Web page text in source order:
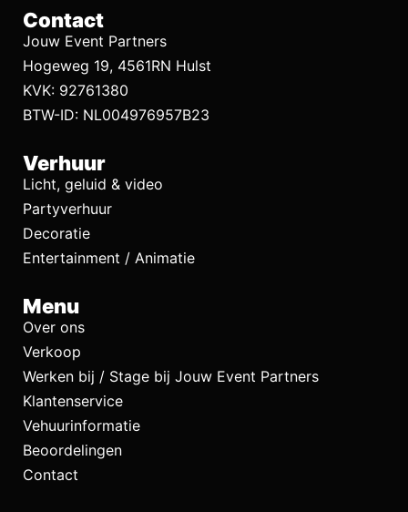
Contact
Jouw Event Partners
Hogeweg 19, 4561RN Hulst
KVK: 92761380
BTW-ID: NL004976957B23
Verhuur
Licht, geluid & video
Partyverhuur
Decoratie
Entertainment / Animatie
Menu
Over ons
Verkoop
Werken bij / Stage bij Jouw Event Partners
Klantenservice
Vehuurinformatie
Beoordelingen
Contact